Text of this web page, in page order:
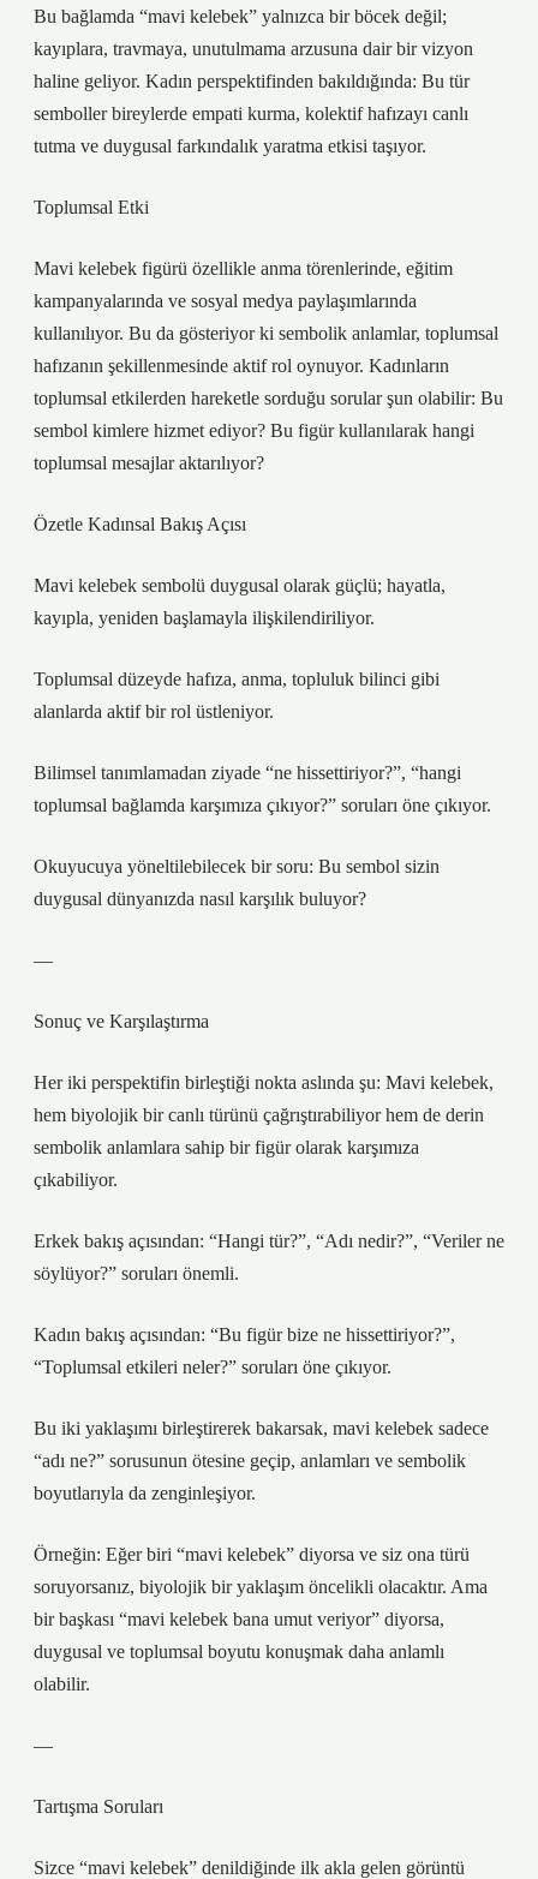
Bu bağlamda “mavi kelebek” yalnızca bir böcek değil;
kayıplara, travmaya, unutulmama arzusuna dair bir vizyon
haline geliyor. Kadın perspektifinden bakıldığında: Bu tür
semboller bireylerde empati kurma, kolektif hafızayı canlı
tutma ve duygusal farkındalık yaratma etkisi taşıyor.
Toplumsal Etki
Mavi kelebek figürü özellikle anma törenlerinde, eğitim
kampanyalarında ve sosyal medya paylaşımlarında
kullanılıyor. Bu da gösteriyor ki sembolik anlamlar, toplumsal
hafızanın şekillenmesinde aktif rol oynuyor. Kadınların
toplumsal etkilerden hareketle sorduğu sorular şun olabilir: Bu
sembol kimlere hizmet ediyor? Bu figür kullanılarak hangi
toplumsal mesajlar aktarılıyor?
Özetle Kadınsal Bakış Açısı
Mavi kelebek sembolü duygusal olarak güçlü; hayatla,
kayıpla, yeniden başlamayla ilişkilendiriliyor.
Toplumsal düzeyde hafıza, anma, topluluk bilinci gibi
alanlarda aktif bir rol üstleniyor.
Bilimsel tanımlamadan ziyade “ne hissettiriyor?”, “hangi
toplumsal bağlamda karşımıza çıkıyor?” soruları öne çıkıyor.
Okuyucuya yöneltilebilecek bir soru: Bu sembol sizin
duygusal dünyanızda nasıl karşılık buluyor?
—
Sonuç ve Karşılaştırma
Her iki perspektifin birleştiği nokta aslında şu: Mavi kelebek,
hem biyolojik bir canlı türünü çağrıştırabiliyor hem de derin
sembolik anlamlara sahip bir figür olarak karşımıza
çıkabiliyor.
Erkek bakış açısından: “Hangi tür?”, “Adı nedir?”, “Veriler ne
söylüyor?” soruları önemli.
Kadın bakış açısından: “Bu figür bize ne hissettiriyor?”,
“Toplumsal etkileri neler?” soruları öne çıkıyor.
Bu iki yaklaşımı birleştirerek bakarsak, mavi kelebek sadece
“adı ne?” sorusunun ötesine geçip, anlamları ve sembolik
boyutlarıyla da zenginleşiyor.
Örneğin: Eğer biri “mavi kelebek” diyorsa ve siz ona türü
soruyorsanız, biyolojik bir yaklaşım öncelikli olacaktır. Ama
bir başkası “mavi kelebek bana umut veriyor” diyorsa,
duygusal ve toplumsal boyutu konuşmak daha anlamlı
olabilir.
—
Tartışma Soruları
Sizce “mavi kelebek” denildiğinde ilk akla gelen görüntü